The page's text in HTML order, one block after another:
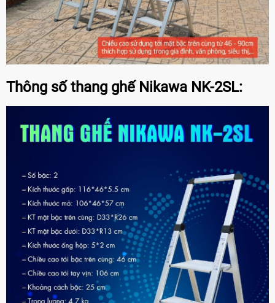
Thông số thang ghế Nikawa NK-2SL: